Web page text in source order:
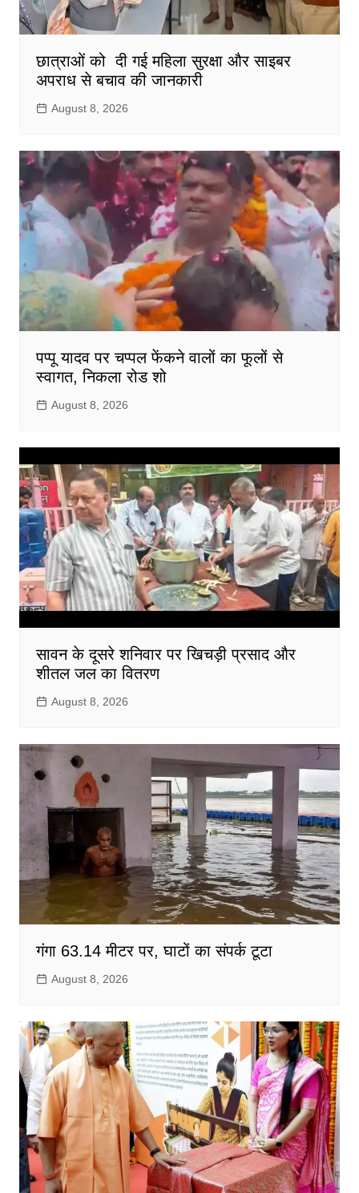
छात्राओं को दी गई महिला सुरक्षा और साइबर
अपराध से बचाव की जानकारी
August 8, 2026
पप्पू यादव पर चप्पल फेंकने वालों का फूलों से
स्वागत, निकला रोड शो
August 8, 2026
सावन के दूसरे शनिवार पर खिचड़ी प्रसाद और
शीतल जल का वितरण
August 8, 2026
गंगा 63.14 मीटर पर, घाटों का संपर्क टूटा
August 8, 2026